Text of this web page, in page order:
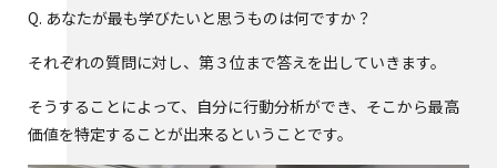
Q. あなたが最も学びたいと思うものは何ですか？
それぞれの質問に対し、第３位まで答えを出していきます。
そうすることによって、自分に行動分析ができ、そこから最高
価値を特定することが出来るということです。